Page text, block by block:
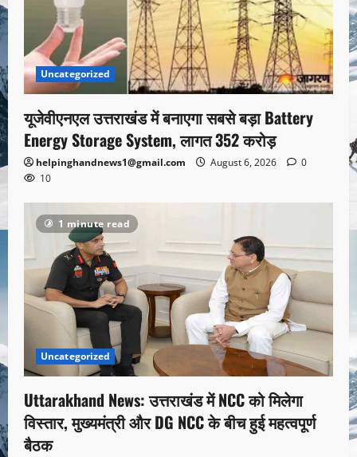
Uncategorized
यूजेवीएनएल उत्तराखंड में बनाएगा सबसे बड़ा Battery
Energy Storage System, लागत 352 करोड़
helpinghandnews1@gmail.com August 6, 2026
0
10
1 minute read
Uncategorized
Uttarakhand News: उत्तराखंड में NCC को मिलेगा
विस्तार, मुख्यमंत्री और DG NCC के बीच हुई महत्वपूर्ण
बैठक